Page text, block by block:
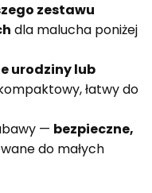
zestawu
dla malucha poniżej
urodziny lub
łatwy do
— bezpieczne,
do małych